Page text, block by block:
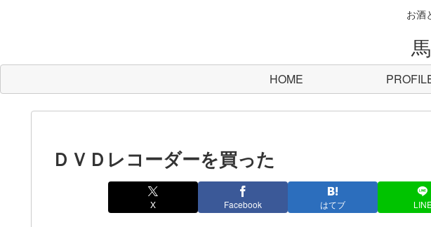
お酒
HOME
ＤＶＤレコーダーを買った
X Facebook はてブ